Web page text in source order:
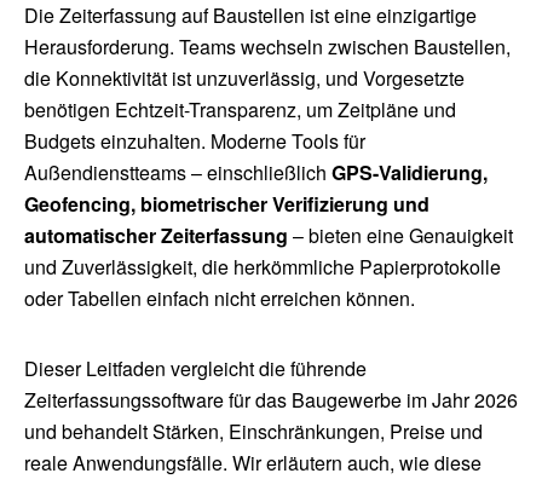
Die Zeiterfassung auf Baustellen ist eine einzigartige
Herausforderung. Teams wechseln zwischen Baustellen,
die Konnektivität ist unzuverlässig, und Vorgesetzte
benötigen Echtzeit-Transparenz, um Zeitpläne und
Budgets einzuhalten. Moderne Tools für
Außendienstteams – einschließlich GPS-Validierung,
Geofencing, biometrischer Verifizierung und
automatischer Zeiterfassung – bieten eine Genauigkeit
und Zuverlässigkeit, die herkömmliche Papierprotokolle
oder Tabellen einfach nicht erreichen können.
Dieser Leitfaden vergleicht die führende
Zeiterfassungssoftware für das Baugewerbe im Jahr 2026
und behandelt Stärken, Einschränkungen, Preise und
reale Anwendungsfälle. Wir erläutern auch, wie diese